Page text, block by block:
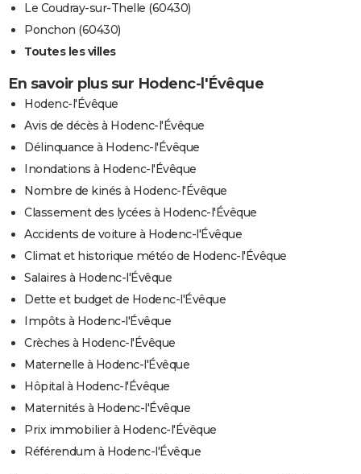
Le Coudray-sur-Thelle (60430)
Ponchon (60430)
Toutes les villes
En savoir plus sur Hodenc-l'Évêque
Hodenc-l'Évêque
Avis de décès à Hodenc-l'Évêque
Délinquance à Hodenc-l'Évêque
Inondations à Hodenc-l'Évêque
Nombre de kinés à Hodenc-l'Évêque
Classement des lycées à Hodenc-l'Évêque
Accidents de voiture à Hodenc-l'Évêque
Climat et historique météo de Hodenc-l'Évêque
Salaires à Hodenc-l'Évêque
Dette et budget de Hodenc-l'Évêque
Impôts à Hodenc-l'Évêque
Crèches à Hodenc-l'Évêque
Maternelle à Hodenc-l'Évêque
Hôpital à Hodenc-l'Évêque
Maternités à Hodenc-l'Évêque
Prix immobilier à Hodenc-l'Évêque
Référendum à Hodenc-l'Évêque